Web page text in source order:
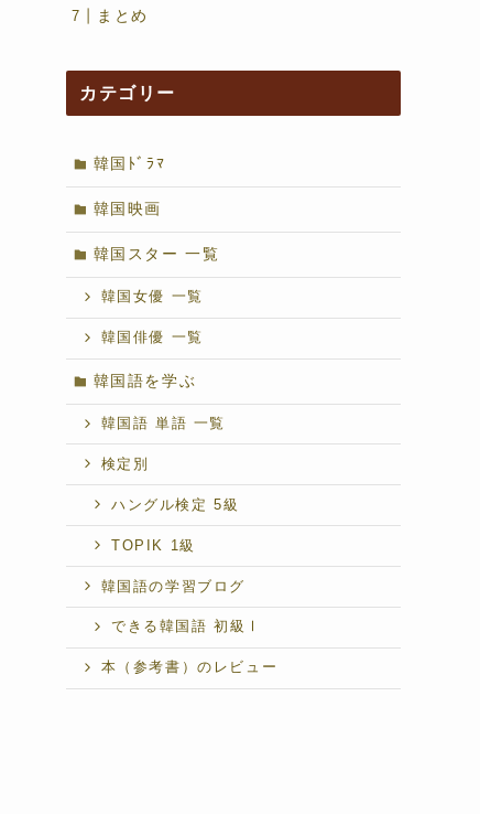
まとめ
カテゴリー
韓国ﾄﾞﾗﾏ
韓国映画
韓国スター 一覧
韓国女優 一覧
韓国俳優 一覧
韓国語を学ぶ
韓国語 単語 一覧
検定別
ハングル検定 5級
TOPIK 1級
韓国語の学習ブログ
できる韓国語 初級Ⅰ
本（参考書）のレビュー